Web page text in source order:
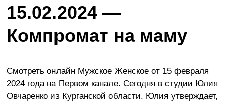
15.02.2024 —
Компромат на маму
Смотреть онлайн Мужское Женское от 15 февраля
2024 года на Первом канале. Сегодня в студии Юлия
Овчаренко из Курганской области. Юлия утверждает,